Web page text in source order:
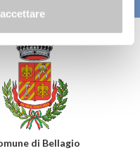
di Bellagio